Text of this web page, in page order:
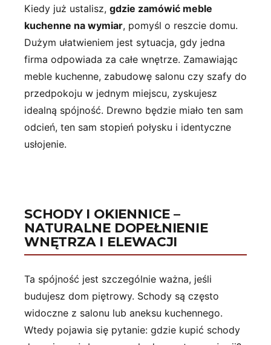
Kiedy już ustalisz, gdzie zamówić meble
kuchenne na wymiar, pomyśl o reszcie domu.
Dużym ułatwieniem jest sytuacja, gdy jedna
firma odpowiada za całe wnętrze. Zamawiając
meble kuchenne, zabudowę salonu czy szafy do
przedpokoju w jednym miejscu, zyskujesz
idealną spójność. Drewno będzie miało ten sam
odcień, ten sam stopień połysku i identyczne
usłojenie.
SCHODY I OKIENNICE –
NATURALNE DOPEŁNIENIE
WNĘTRZA I ELEWACJI
Ta spójność jest szczególnie ważna, jeśli
budujesz dom piętrowy. Schody są często
widoczne z salonu lub aneksu kuchennego.
Wtedy pojawia się pytanie: gdzie kupić schody